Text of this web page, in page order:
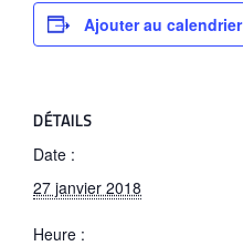
Ajouter au calendrier
DÉTAILS
Date :
27 janvier 2018
Heure :